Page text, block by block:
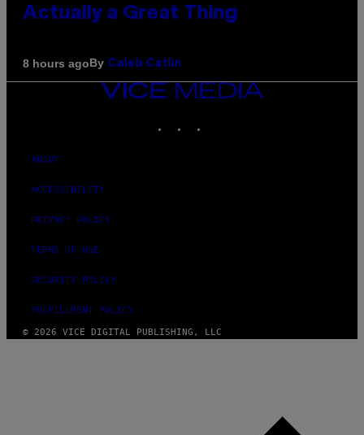
Actually a Great Thing
8 hours agoBy Caleb Catlin
VICE
ABOUT
ACCESSIBILITY
PRIVACY POLICY
TERMS OF USE
SECURITY POLICY
FULFILLMENT POLICY
© 2026 VICE DIGITAL PUBLISHING, LLC